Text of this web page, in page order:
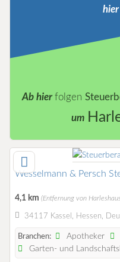
hier
Ab hierfolgen
um
Wesselmann & Persch
4,1 km (Entfernung von
34117 Kassel, Hessen,
Branchen: Apotheker
Garten- und